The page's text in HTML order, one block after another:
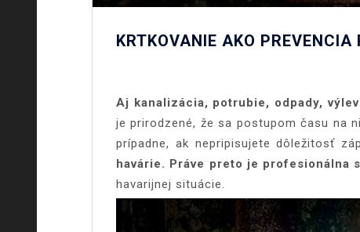
KRTKOVANIE AKO PREVENCIA
Aj kanalizácia, potrubie, odpady,
je prirodzené, že sa postupom času na
prípadne, ak nepripisujete dôležitosť
havárie. Práve preto je profesionálna
havarijnej situácie.